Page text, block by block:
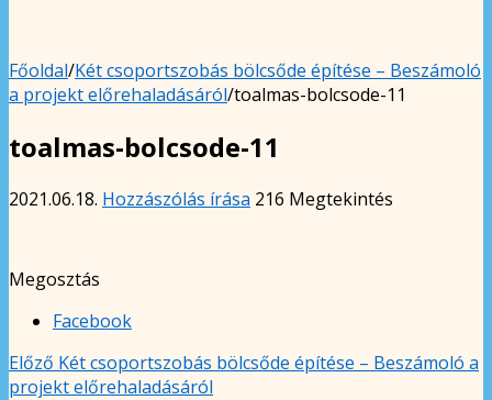
Főoldal/Két csoportszobás bölcsőde építése – Beszámoló
a projekt előrehaladásáról/toalmas-bolcsode-11
toalmas-bolcsode-11
2021.06.18. Hozzászólás írása 216 Megtekintés
Megosztás
Facebook
Előző Két csoportszobás bölcsőde építése – Beszámoló a
projekt előrehaladásáról